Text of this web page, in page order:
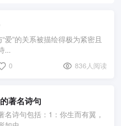
爱”的关系被描绘得极为紧密且
...
0 836人阅读
著名诗句
诗句包括：1：你生而有翼，